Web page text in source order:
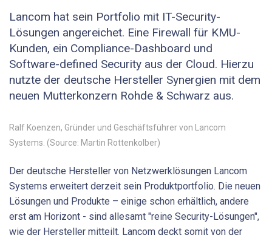
Lancom hat sein Portfolio mit IT-Security-
Lösungen angereichet. Eine Firewall für KMU-
Kunden, ein Compliance-Dashboard und
Software-defined Security aus der Cloud. Hierzu
nutzte der deutsche Hersteller Synergien mit dem
neuen Mutterkonzern Rohde & Schwarz aus.
Ralf Koenzen, Gründer und Geschäftsführer von Lancom
Systems. (Source: Martin Rottenkolber)
Der deutsche Hersteller von Netzwerklösungen Lancom
Systems erweitert derzeit sein Produktportfolio. Die neuen
Lösungen und Produkte – einige schon erhältlich, andere
erst am Horizont - sind allesamt "reine Security-Lösungen",
wie der Hersteller mitteilt. Lancom deckt somit von der